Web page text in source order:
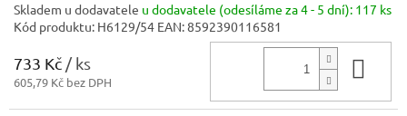
Skladem u dodavatele u dodavatele (odesíláme za 4 - 5 dní): 117 ks
Kód produktu: H6129/54 EAN:8592390116581
733 Kč / ks
605,79 Kč bez DPH